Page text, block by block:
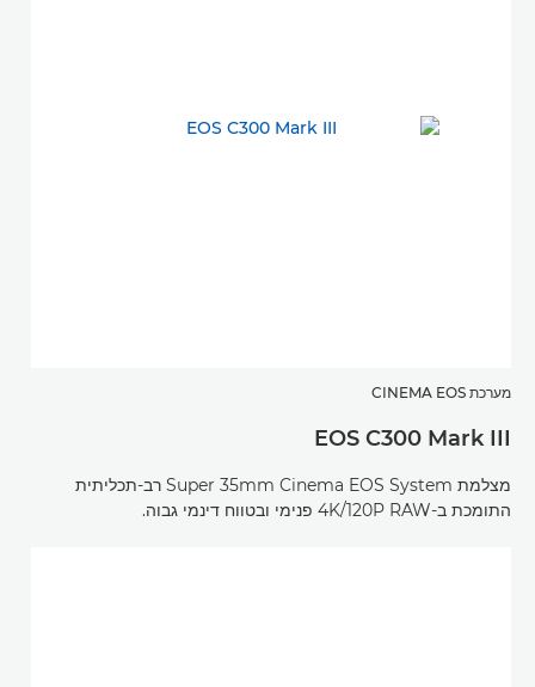
מערכת CINEMA EOS
EOS C300 Mark III
מצלמת Super 35mm Cinema EOS System רב-תכליתית
התומכת ב-4K/120P RAW פנימי ובטווח דינמי גבוה.